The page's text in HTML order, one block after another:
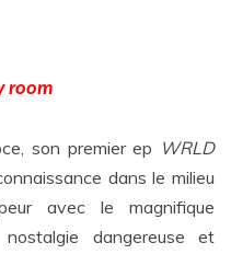
room
son premier ep WRLD
dans le milieu
avec le magnifique
dangereuse et